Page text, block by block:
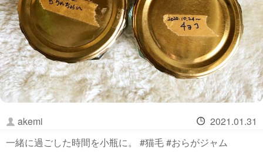
akemi
2021.01.31
一緒に過ごした時間を小瓶に。 #猫毛 #おらがジャム